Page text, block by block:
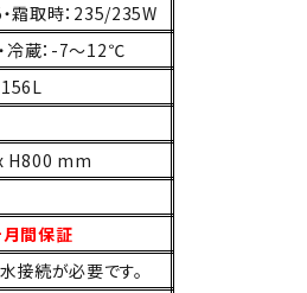
霜取時：235/235W
冷蔵：-7～12℃
156L
H800 mm
間保証
接続が必要です。